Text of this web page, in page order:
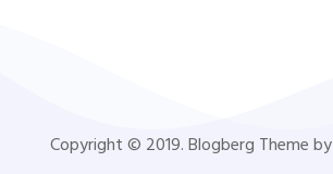
Copyright © 2019. Blogberg Theme by